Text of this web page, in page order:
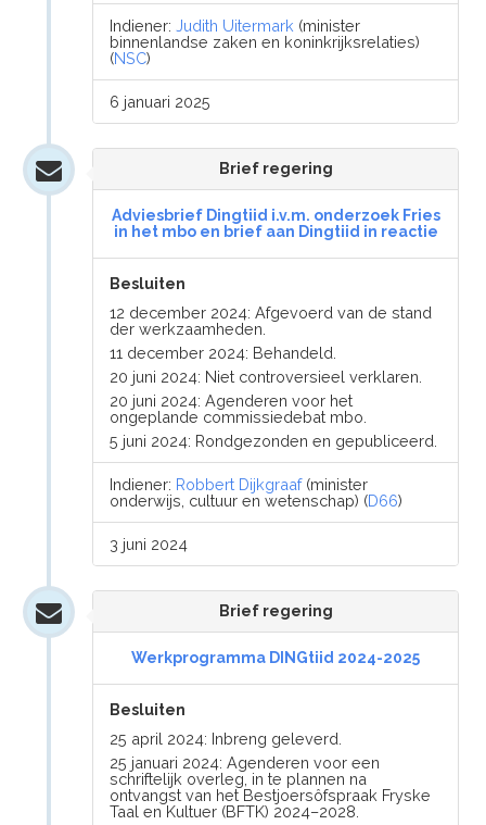
Indiener:Judith Uitermark (minister
binnenlandse zaken en koninkrijksrelaties)
(NSC)
6 januari 2025
Brief regering
Adviesbrief Dingtiid i.v.m. onderzoek Fries
in het mbo en brief aan Dingtiid in reactie
Besluiten
12 december 2024: Afgevoerd van de stand
der werkzaamheden.
11 december 2024: Behandeld.
20 juni 2024: Niet controversieel verklaren.
20 juni 2024: Agenderen voor het
ongeplande commissiedebat mbo.
5 juni 2024: Rondgezonden en gepubliceerd.
Indiener: Robbert Dijkgraaf(minister
onderwijs, cultuur en wetenschap) (D66)
3 juni 2024
Brief regering
Werkprogramma DINGtiid 2024-2025
Besluiten
25 april 2024: Inbreng geleverd.
25 januari 2024: Agenderen voor een
schriftelijk overleg, in te plannen na
ontvangst van het Bestjoersôfspraak Fryske
Taal en Kultuer (BFTK) 2024–2028.